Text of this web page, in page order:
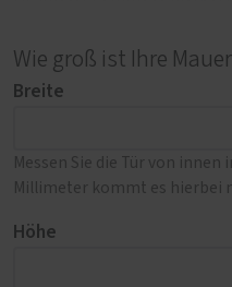
Wie groß ist Ihre
Breite
Messen Sie die Tür von
Millimeter kommt es hierbei
Höhe